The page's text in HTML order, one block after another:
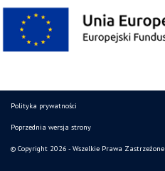
Polityka prywatności
Poprzednia wersja strony
© Copyright 2026 - Wszelkie Prawa Zastrzeżone